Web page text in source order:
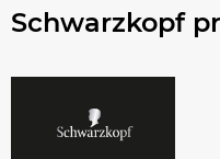
Schwarzkopf